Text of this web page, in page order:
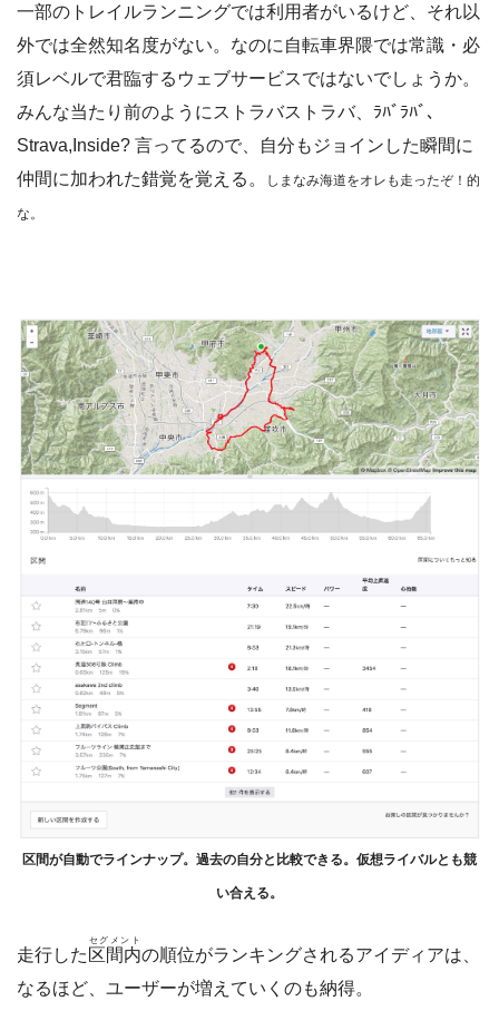
一部のトレイルランニングでは利用者がいるけど、それ以
外では全然知名度がない。なのに自転車界隈では常識・必
須レベルで君臨するウェブサービスではないでしょうか。
みんな当たり前のようにストラバストラバ、ﾗﾊﾞﾗﾊﾞ、
Strava,Inside? 言ってるので、自分もジョインした瞬間に
仲間に加われた錯覚を覚える。
しまなみ海道をオレも走ったぞ！的
な。
区間が自動でラインナップ。過去の自分と比較できる。仮想ライバルとも競
い合える。
走行した 区間内
セグメント
の順位がランキングされるアイディアは、
なるほど、ユーザーが増えていくのも納得。